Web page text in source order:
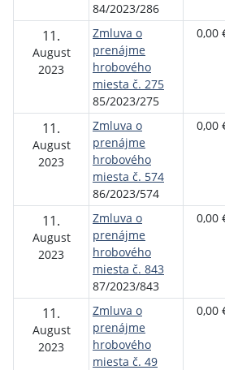
84/2023/286
11.
August
2023
Zmluva o
prenájme
hrobového
miesta č. 275
85/2023/275
0,00
11.
August
2023
Zmluva o
prenájme
hrobového
miesta č. 574
86/2023/574
0,00
11.
August
2023
Zmluva o
prenájme
hrobového
miesta č. 843
87/2023/843
0,00
11.
August
2023
Zmluva o
prenájme
hrobového
miesta č. 49
0,00